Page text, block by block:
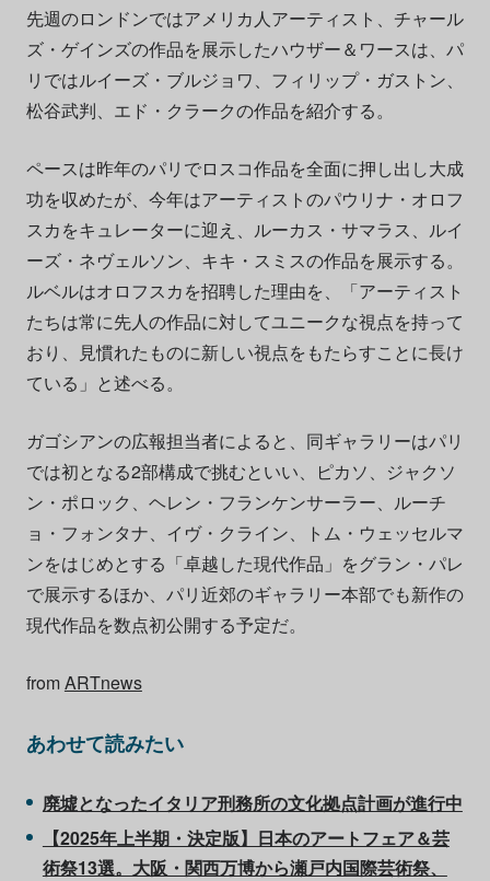
先週のロンドンではアメリカ人アーティスト、チャール
ズ・ゲインズの作品を展示したハウザー＆ワースは、パ
リではルイーズ・ブルジョワ、フィリップ・ガストン、
松谷武判、エド・クラークの作品を紹介する。
ペースは昨年のパリでロスコ作品を全面に押し出し大成
功を収めたが、今年はアーティストのパウリナ・オロフ
スカをキュレーターに迎え、ルーカス・サマラス、ルイ
ーズ・ネヴェルソン、キキ・スミスの作品を展示する。
ルベルはオロフスカを招聘した理由を、「アーティスト
たちは常に先人の作品に対してユニークな視点を持って
おり、見慣れたものに新しい視点をもたらすことに長け
ている」と述べる。
ガゴシアンの広報担当者によると、同ギャラリーはパリ
では初となる2部構成で挑むといい、ピカソ、ジャクソ
ン・ポロック、ヘレン・フランケンサーラー、ルーチ
ョ・フォンタナ、イヴ・クライン、トム・ウェッセルマ
ンをはじめとする「卓越した現代作品」をグラン・パレ
で展示するほか、パリ近郊のギャラリー本部でも新作の
現代作品を数点初公開する予定だ。
fromARTnews
あわせて読みたい
廃墟となったイタリア刑務所の文化拠点計画が進行中
【2025年上半期・決定版】日本のアートフェア＆芸
術祭13選。大阪・関西万博から瀬戸内国際芸術祭、